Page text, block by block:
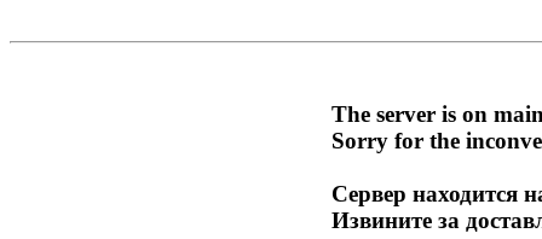
The server is on
Sorry for the
Сервер находится
Извините за